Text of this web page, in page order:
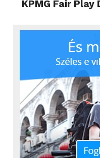
KPMG Fair Play